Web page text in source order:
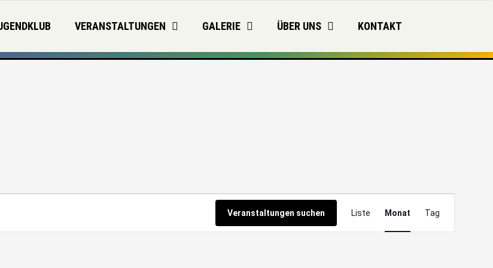
VERANSTALTUNGEN GALERIE ÜBER UNS KONTAKT
Veranstaltungen suchen
Ansichten-
Navigation
Liste Monat Tag